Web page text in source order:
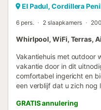
El Padul, Cordillera
6 pers. 2 slaapkamers
Whirlpool, WiFi, Terras,
Vakantiehuis met outdoor
vakantie door in dit
comfortabel ingericht en
een verblijf dat u zich nog
specialiteiten van de
GRATIS annulering